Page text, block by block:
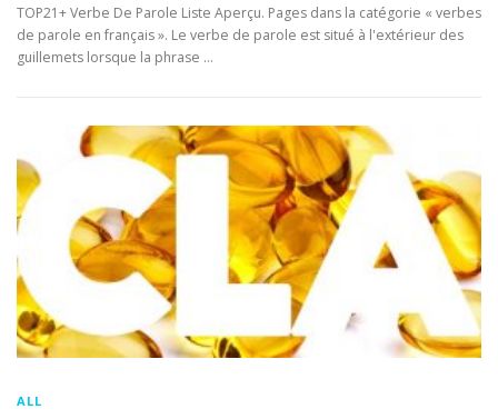
TOP21+ Verbe De Parole Liste Aperçu. Pages dans la catégorie « verbes
de parole en français ». Le verbe de parole est situé à l'extérieur des
guillemets lorsque la phrase …
ALL